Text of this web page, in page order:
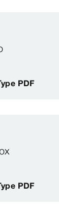
PDF
PDF